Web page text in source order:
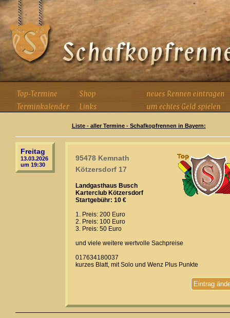
Liste - aller Termine - Schafkopfrennen in Bayern:
Freitag
13.03.2026
um 19:30
95478 Kemnath
Kötzersdorf 17
Landgasthaus Busch
Karterclub Kötzersdorf
Startgebühr: 10 €
1. Preis: 200 Euro
2. Preis: 100 Euro
3. Preis: 50 Euro
und viele weitere wertvolle Sachpreise
017634180037
kurzes Blatt, mit Solo und Wenz Plus Punkte
Eintrag